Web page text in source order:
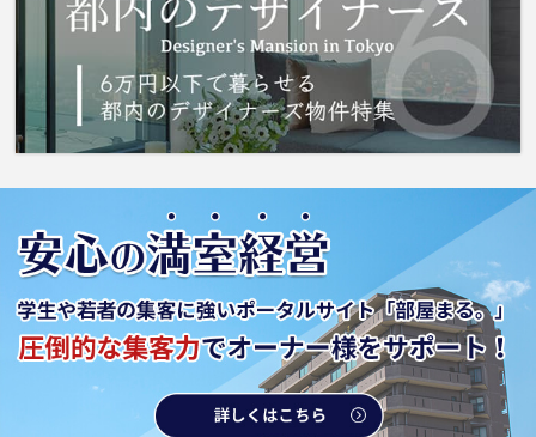
なっております。物件の多さが自慢の 城南コ
ミュニティにご連絡ください。相鉄本線和田町
から少し歩いたところに静かな物件をご用意し
ています。